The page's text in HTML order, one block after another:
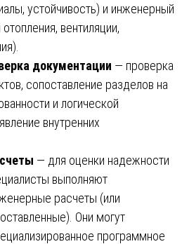
устойчивость) и инженерный
вентиляции,
документации — проверка
сопоставление разделов на
и логической
внутренних
— для оценки надежности
выполняют
расчеты (или
Они могут
программное